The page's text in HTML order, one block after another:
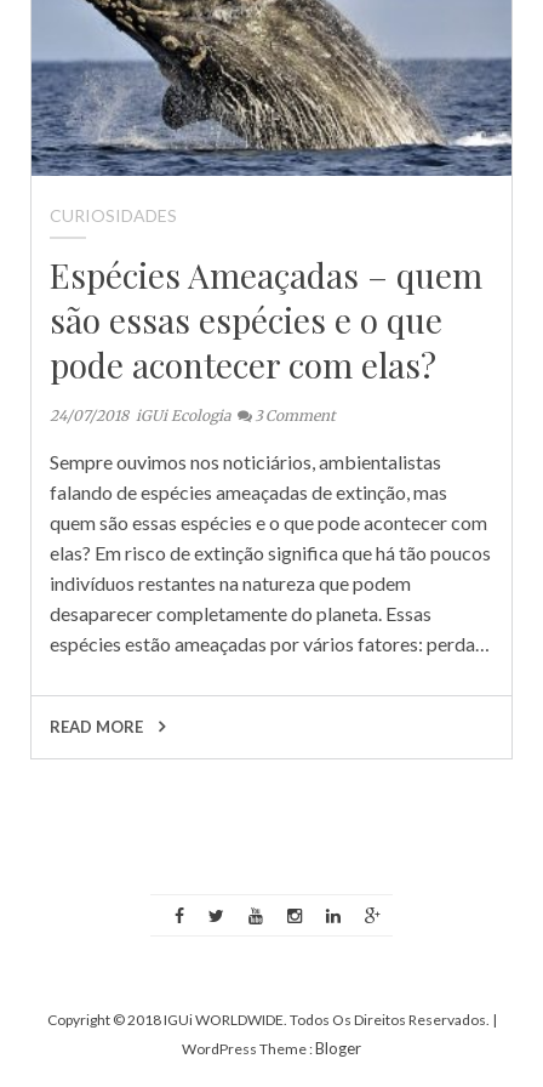
CURIOSIDADES
Espécies Ameaçadas – quem
são essas espécies e o que
pode acontecer com elas?
24/07/2018 iGUi Ecologia 3 Comment
Sempre ouvimos nos noticiários, ambientalistas
falando de espécies ameaçadas de extinção, mas
quem são essas espécies e o que pode acontecer com
elas? Em risco de extinção significa que há tão poucos
indivíduos restantes na natureza que podem
desaparecer completamente do planeta. Essas
espécies estão ameaçadas por vários fatores: perda…
READ MORE
Copyright © 2018 IGUi WORLDWIDE. Todos Os Direitos Reservados. |
WordPress Theme :Bloger